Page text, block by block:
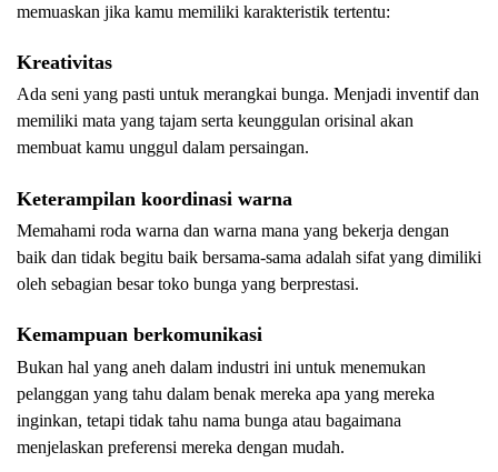
memuaskan jika kamu memiliki karakteristik tertentu:
Kreativitas
Ada seni yang pasti untuk merangkai bunga. Menjadi inventif dan
memiliki mata yang tajam serta keunggulan orisinal akan
membuat kamu unggul dalam persaingan.
Keterampilan koordinasi warna
Memahami roda warna dan warna mana yang bekerja dengan
baik dan tidak begitu baik bersama-sama adalah sifat yang dimiliki
oleh sebagian besar toko bunga yang berprestasi.
Kemampuan berkomunikasi
Bukan hal yang aneh dalam industri ini untuk menemukan
pelanggan yang tahu dalam benak mereka apa yang mereka
inginkan, tetapi tidak tahu nama bunga atau bagaimana
menjelaskan preferensi mereka dengan mudah.